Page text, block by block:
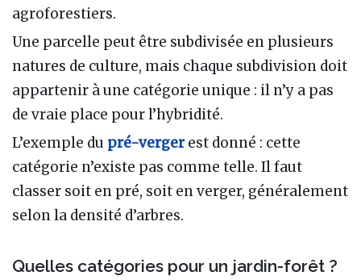
agroforestiers.
Une parcelle peut être subdivisée en plusieurs
natures de culture, mais chaque subdivision doit
appartenir à une catégorie unique : il n’y a pas
de vraie place pour l’hybridité.
L’exemple du pré-vergerest donné : cette
catégorie n’existe pas comme telle. Il faut
classer soit en pré, soit en verger, généralement
selon la densité d’arbres.
Quelles catégories pour un jardin-forêt ?